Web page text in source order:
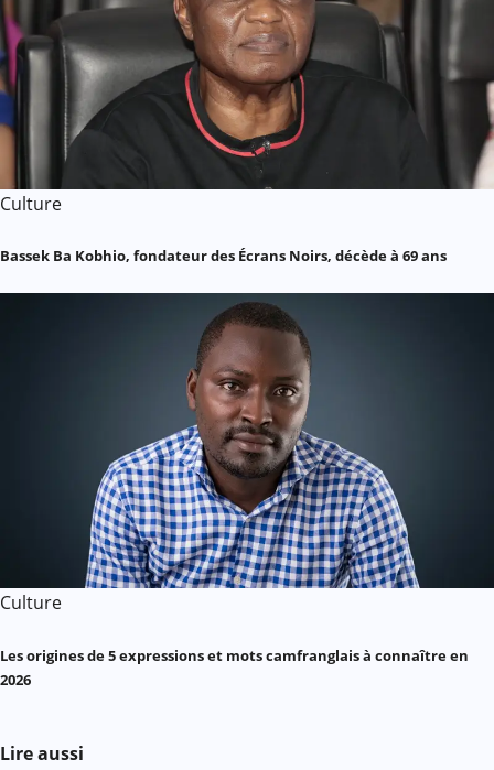
Culture
Bassek Ba Kobhio, fondateur des Écrans Noirs, décède à 69 ans
Culture
Les origines de 5 expressions et mots camfranglais à connaître en
2026
Lire aussi